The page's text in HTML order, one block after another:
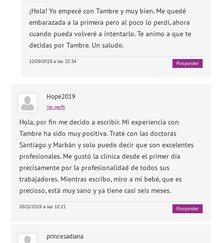
¡Hola! Yo empecé con Tambre y muy bien. Me quedé
embarazada a la primera pero al poco lo perdí, ahora
cuando pueda volveré a intentarlo. Te animo a que te
decidas por Tambre. Un saludo.
12/09/2019 a las 22:34 Responder
Hope2019
Ver perfil
Hola, por fin me decido a escribir. Mi experiencia con
Tambre ha sido muy positiva. Traté con las doctoras
Santiago y Marbán y solo puedo decir que son excelentes
profesionales. Me gustó la clínica desde el primer día
precisamente por la profesionalidad de todos sus
trabajadores. Mientras escribo, miro a mi bebé, que es
precioso, está muy sano y ya tiene casi seis meses.
28/11/2019 a las 12:21 Responder
princesadiana